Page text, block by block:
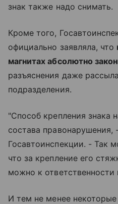
знак также надо снимать.
Кроме того,
официально заявляла, что
магнитах абсолютно
разъяснения даже
подразделения.
"Способ крепления знака
состава правонарушения,
Госавтоинспекции. - Так
что за крепление его
можно к ответственности
И тем не менее